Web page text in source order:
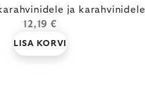
ja karahvinidele
12,19 €
LISA KORVI